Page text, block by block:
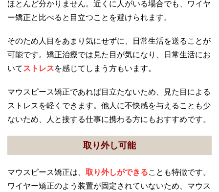
ほとんど分かりません。近くに人がいる場合でも、ワイヤ
ー矯正と比べると目立つことを避けられます。
そのため人目をあまり気にせずに、日常生活を送ることが
可能です。矯正治療では見た目が気になり、日常生活にお
いて ストレスを感じてしまう方もいます。
マウスピース矯正であれば目立たないため、見た目による
ストレスを軽くできます。他人に不快感を与えることも少
ないため、人と接する仕事に携わる方にもおすすめです。
取り外し可能
マウスピース矯正は、 取り外しができることも特徴です。
ワイヤー矯正のよう装置が固定されていないため、マウス